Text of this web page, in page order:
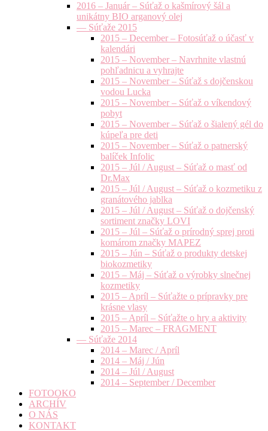
2016 – Január – Súťaž o kašmírový šál a
unikátny BIO arganový olej
— Súťaže 2015
2015 – December – Fotosúťaž o účasť v
kalendári
2015 – November – Navrhnite vlastnú
pohľadnicu a vyhrajte
2015 – November – Súťaž s dojčenskou
vodou Lucka
2015 – November – Súťaž o víkendový
pobyt
2015 – November – Súťaž o šialený gél do
kúpeľa pre deti
2015 – November – Súťaž o patnerský
balíček Infolic
2015 – Júl / August – Súťaž o masť od
Dr.Max
2015 – Júl / August – Súťaž o kozmetiku z
granátového jablka
2015 – Júl / August – Súťaž o dojčenský
sortiment značky LOVI
2015 – Júl – Súťaž o prírodný sprej proti
komárom značky MAPEZ
2015 – Jún – Súťaž o produkty detskej
biokozmetiky
2015 – Máj – Súťaž o výrobky slnečnej
kozmetiky
2015 – Apríl – Súťažte o prípravky pre
krásne vlasy
2015 – Apríl – Súťažte o hry a aktivity
2015 – Marec – FRAGMENT
— Súťaže 2014
2014 – Marec / Apríl
2014 – Máj / Jún
2014 – Júl / August
2014 – September / December
FOTOOKO
ARCHÍV
O NÁS
KONTAKT